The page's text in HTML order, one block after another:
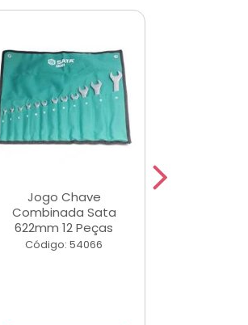
Jogo Chave
Combinada Sata
622mm 12 Peças
Código: 54066